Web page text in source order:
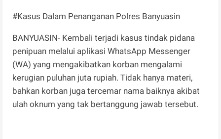
#Kasus Dalam Penanganan Polres Banyuasin
BANYUASIN- Kembali terjadi kasus tindak pidana
penipuan melalui aplikasi WhatsApp Messenger
(WA) yang mengakibatkan korban mengalami
kerugian puluhan juta rupiah. Tidak hanya materi,
bahkan korban juga tercemar nama baiknya akibat
ulah oknum yang tak bertanggung jawab tersebut.